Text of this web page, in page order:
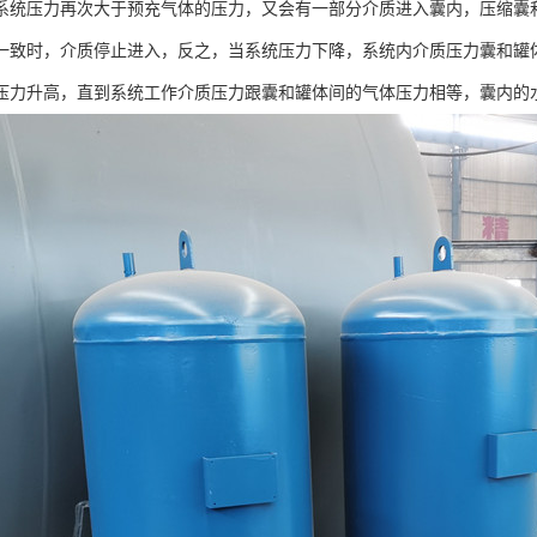
统压力再次大于预充气体的压力，又会有一部分介质进入囊内，压缩
致时，介质停止进入，反之，当系统压力下降，系统内介质压力囊和
力升高，直到系统工作介质压力跟囊和罐体间的气体压力相等，囊内